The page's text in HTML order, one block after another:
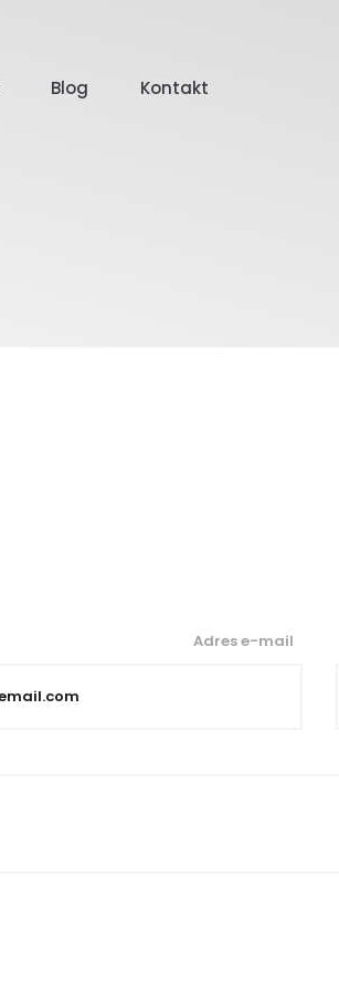
Blog Kontakt
Adres e-mail